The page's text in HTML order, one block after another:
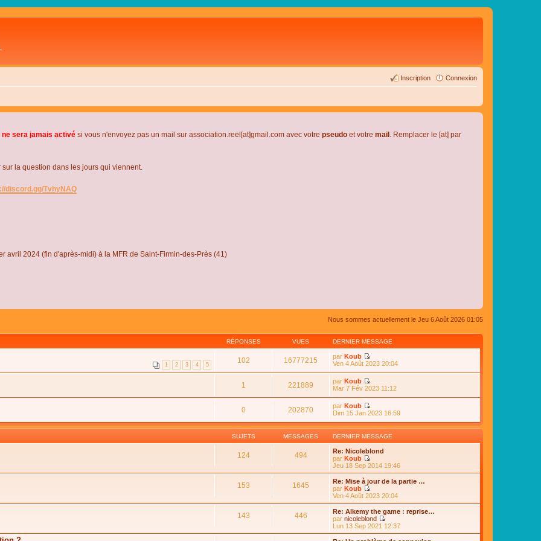
Connexion
Inscription
sera jamais activé si vous n'envoyez pas un mail sur association.reel[at]gmail.com avec votre pseudo et votre mail . Remplacer le [at] par
la question dans les jours qui viennent.
discord.gg/TvhyNAQ
avril 2024 (fin d'après-midi) à la MFR de Saint-Firmin-des-Près (41)
Nous sommes actuellement le Jeu 6 Août 2026 01:05
RÉPONSES VUES DERNIER MESSAGE
1 2 3 4 5 102 16777215 par Koub
C
u
l
e
l
e
d
e
n
r
m
e
s
a
g
e
Ven 4 Août 2023 20:04
1 221889 par Koub
C
u
l
t
e
r
l
d
e
r
i
e
r
m
e
s
s
Mar 7 Fév 2023 11:12
0 202870 par Koub
C
n
s
u
l
t
e
r
e
e
r
n
i
e
r
Dim 15 Jan 2023 16:59
SUJETS MESSAGES DERNIER MESSAGE
124 494
Re: Nicoleblond
par Koub
C
o
n
s
u
l
e
r
l
Jeu 18 Sep 2014 19:46
153 1645
Re: Mise à jour de la partie …
par Koub
C
o
n
s
u
l
t
Ven 4 Août 2023 20:04
143 446
Re: Alkemy the game : reprise…
par nicoleblond
C
o
n
Lun 13 Sep 2021 12:37